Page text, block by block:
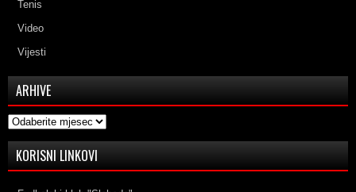
Tenis
Video
Vijesti
ARHIVE
Arhive
KORISNI LINKOVI